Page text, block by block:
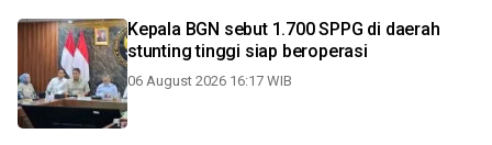
Kepala BGN sebut 1.700 SPPG di daerah
stunting tinggi siap beroperasi
06 August 2026 16:17 WIB